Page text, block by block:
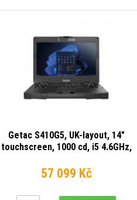
Getac S410G5, UK-layout, 14"
touchscreen, 1000 cd, i5 4.6GHz,
IP53, MIL-STD-810H, Wi-Fi 6E,
Bluetooth 5.3, HDMI, Thunderbolt 4,
backlit keyboard.
57 099 Kč